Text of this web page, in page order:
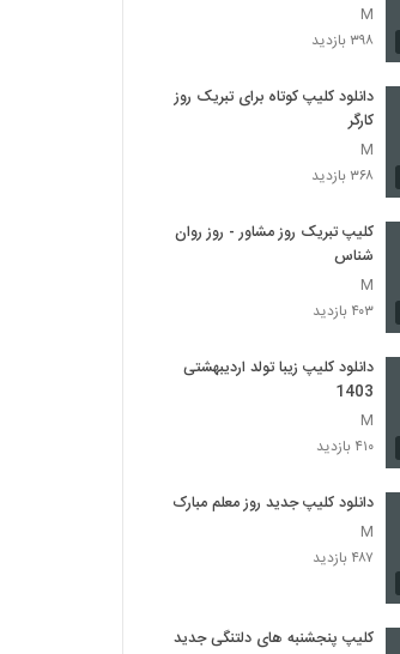
M
۳۹۸ بازدید
دانلود کلیپ کوتاه برای تبریک روز
کارگر
M
۳۶۸ بازدید
کلیپ تبریک روز مشاور - روز روان
شناس
M
۴۰۳ بازدید
دانلود کلیپ زیبا تولد اردیبهشتی
1403
M
۴۱۰ بازدید
دانلود کلیپ جدید روز معلم مبارک
M
۴۸۷ بازدید
کلیپ پنجشنبه های دلتنگی جدید